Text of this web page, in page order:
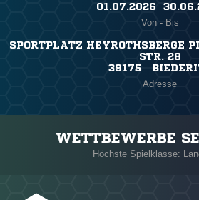
01.07.2026
Von - Bis
SPORTPLATZ HEYROTHSBERGE
STR. 28
39175
Adresse
WETTBEWERBE
Höchste Spielklasse: